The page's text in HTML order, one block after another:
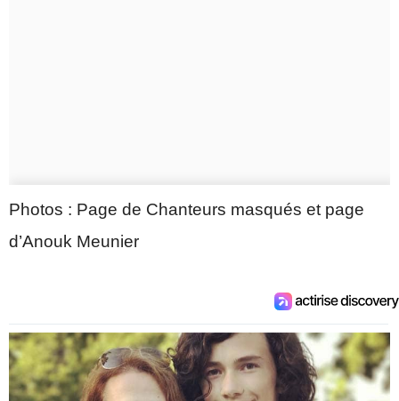
Photos : Page de Chanteurs masqués et page
d’Anouk Meunier